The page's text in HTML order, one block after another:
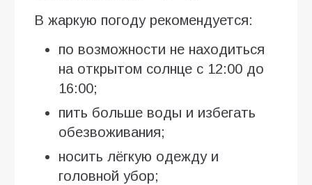
В жаркую погоду рекомендуется:
по возможности не находиться
на открытом солнце с 12:00 до
16:00;
пить больше воды и избегать
обезвоживания;
носить лёгкую одежду и
головной убор;